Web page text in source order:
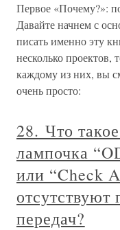
Первое «Почему?»:
Давайте начнем с
писать именно эту
несколько проектов,
каждому из них, вы
очень просто:
28. Что
лампочка
или “Check
отсутствуют
передач?